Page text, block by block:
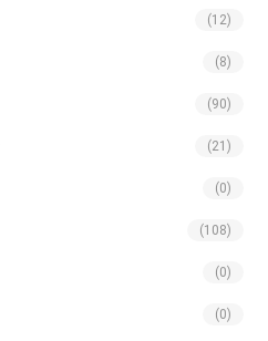
(12)
(8)
(90)
(21)
(0)
(108)
(0)
(0)